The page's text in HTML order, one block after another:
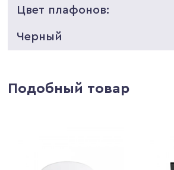
Цвет плафонов:
Черный
Подобный товар